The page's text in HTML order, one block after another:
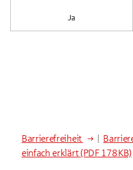
Ja
Barrierefreiheit
einfach erklärt (PDF 178 KB)